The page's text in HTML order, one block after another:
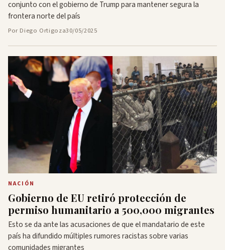
conjunto con el gobierno de Trump para mantener segura la
frontera norte del país
Por Diego Ortigoza30/05/2025
NACIÓN
Gobierno de EU retiró protección de
permiso humanitario a 500,000 migrantes
Esto se da ante las acusaciones de que el mandatario de este
país ha difundido múltiples rumores racistas sobre varias
comunidades migrantes